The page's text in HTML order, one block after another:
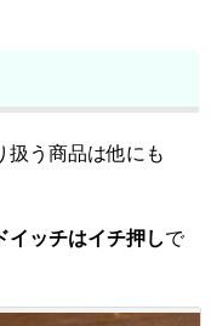
扱う商品は他にも
イッチはイチ押しで